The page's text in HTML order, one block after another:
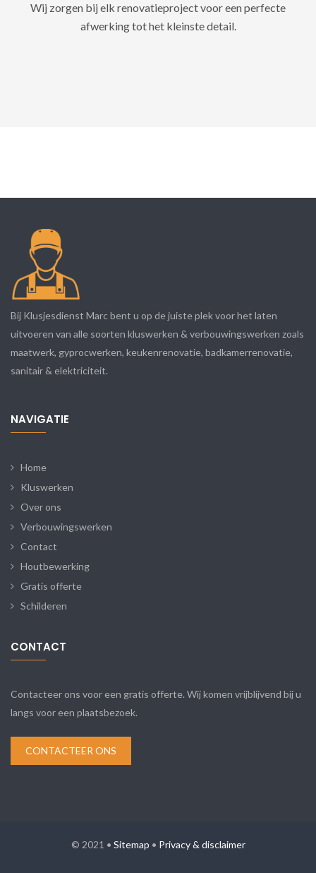
Wij zorgen bij elk renovatieproject voor een perfecte
afwerking tot het kleinste detail.
Bij Klusjesdienst Marc bent u op de juiste plek voor het laten
uitvoeren van alle soorten kluswerken & verbouwingswerken zoals
maatwerk, gyprocwerken, keukenrenovatie, badkamerrenovatie,
sanitair & elektriciteit.
NAVIGATIE
Home
Kluswerken
Over ons
Verbouwingswerken
Contact
Houtbewerking
Gratis offerte
Schilderen
CONTACT
Contacteer ons voor een gratis offerte. Wij komen vrijblijvend bij u
langs voor een plaatsbezoek.
CONTACTEER ONS
© 2021 • Sitemap • Privacy & disclaimer